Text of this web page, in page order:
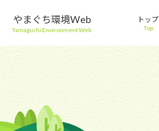
やまぐち環境Web
Yamaguchi Environment Web
トップ
Top